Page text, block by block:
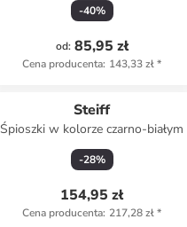
-40%
od: 85,95 zł
Cena producenta: 143,33 zł*
Steiff
Śpioszki w kolorze czarno-białym
-28%
154,95 zł
Cena producenta: 217,28 zł*